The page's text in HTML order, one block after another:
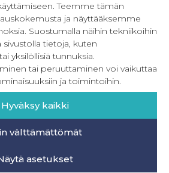
Teemme tämän
ja näyttääksemme
Suostumalla näihin tekniikoihin
tietoja, kuten
yksilöllisiä tunnuksia.
tai peruuttaminen voi vaikuttaa
ja toimintoihin.
Hyväksy kaikki
välttämättömät
asetukset
pujottaminen
ompelussa
saumurilla
heinä-joulukuulle